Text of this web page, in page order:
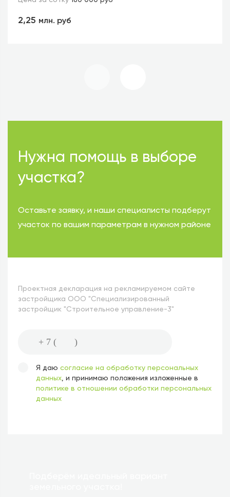
2,25 млн. руб
Нужна помощь в выборе
участка?
Оставьте заявку, и наши специалисты подберут
участок по вашим параметрам в нужном районе
Проектная декларация на рекламируемом сайте
застройщика ООО "Специализированный
застройщик "Строительное управление-3"
Я даю согласие на обработку персональных
данных , и принимаю положения изложенные в
политике в отношении обработки персональных
данных